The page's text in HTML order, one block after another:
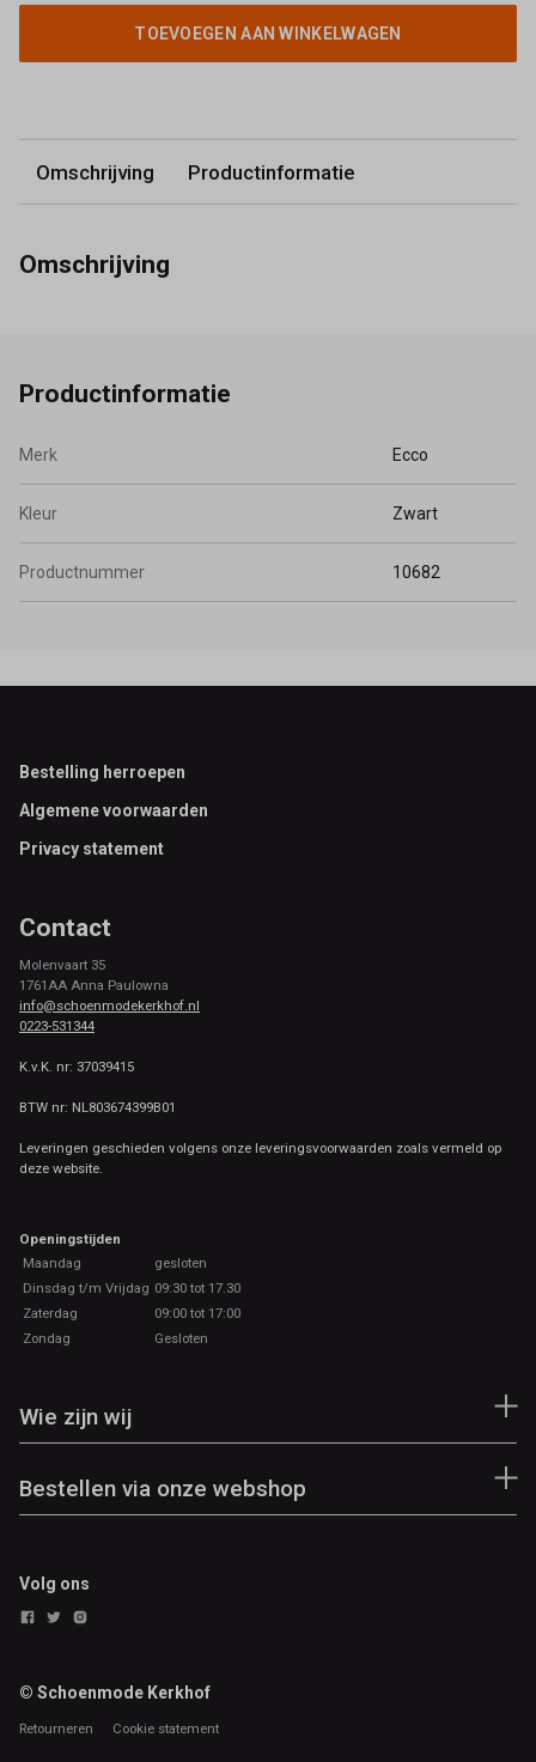
TOEVOEGEN AAN WINKELWAGEN
Omschrijving Productinformatie
Omschrijving
Productinformatie
Merk Ecco
Kleur Zwart
Productnummer 10682
Footer
Bestelling herroepen
Algemene voorwaarden
Privacy statement
Contact
Molenvaart 35
1761AA Anna Paulowna
info@schoenmodekerkhof.nl
0223-531344
K.v.K. nr: 37039415
BTW nr: NL803674399B01
Leveringen geschieden volgens onze leveringsvoorwaarden zoals vermeld op
deze website.
Openingstijden
Maandag
gesloten
Dinsdag t/m Vrijdag 09:30 tot 17.30
Zaterdag
09:00 tot 17:00
Zondag
Gesloten
Wie zijn wij
Bestellen via onze webshop
Volg ons
© Schoenmode Kerkhof
Retourneren Cookie statement